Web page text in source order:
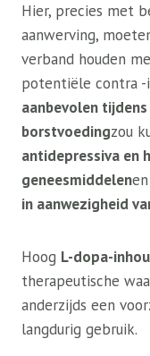
Hier, precies met
aanwerving,
verband houden
potentiële contra -
aanbevolen
borstvoedingzou
antidepressiva en
geneesmiddelen
in aanwezigheid
Hoog L-dopa-
therapeutische
anderzijds een
langdurig gebruik.